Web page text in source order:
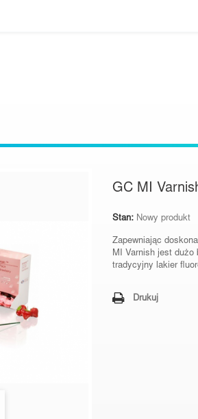
GC MI
Stan: Nowy produkt
Zapewniając
MI Varnish jest
tradycyjny lakier
Drukuj